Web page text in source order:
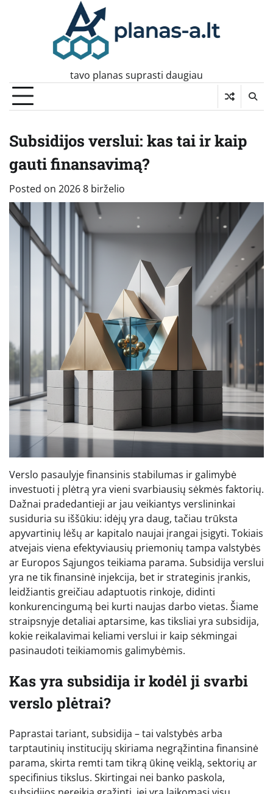
tavo planas suprasti daugiau
Subsidijos verslui: kas tai ir kaip
gauti finansavimą?
Posted on 2026 8 birželio
Verslo pasaulyje finansinis stabilumas ir galimybė
investuoti į plėtrą yra vieni svarbiausių sėkmės faktorių.
Dažnai pradedantieji ar jau veikiantys verslininkai
susiduria su iššūkiu: idėjų yra daug, tačiau trūksta
apyvartinių lėšų ar kapitalo naujai įrangai įsigyti. Tokiais
atvejais viena efektyviausių priemonių tampa valstybės
ar Europos Sąjungos teikiama parama. Subsidija verslui
yra ne tik finansinė injekcija, bet ir strateginis įrankis,
leidžiantis greičiau adaptuotis rinkoje, didinti
konkurencingumą bei kurti naujas darbo vietas. Šiame
straipsnyje detaliai aptarsime, kas tiksliai yra subsidija,
kokie reikalavimai keliami verslui ir kaip sėkmingai
pasinaudoti teikiamomis galimybėmis.
Kas yra subsidija ir kodėl ji svarbi
verslo plėtrai?
Paprastai tariant, subsidija – tai valstybės arba
tarptautinių institucijų skiriama negrąžintina finansinė
parama, skirta remti tam tikrą ūkinę veiklą, sektorių ar
specifinius tikslus. Skirtingai nei banko paskola,